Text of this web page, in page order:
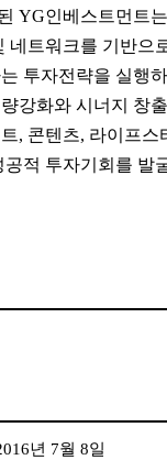
YG인베스트먼트
네트워크를 기반으
투자전략을 실행
강화와 시너지 창
, 콘텐츠, 라이프스
적 투자기회를 발
년 7월 8일